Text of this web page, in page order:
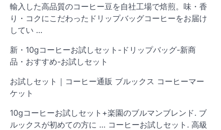
輸入した高品質のコーヒー豆を自社工場で焙煎。味・香
り・コクにこだわったドリップバッグコーヒーをお届け
してい …
新・10gコーヒーお試しセット-ドリップバッグ-新商
品・おすすめ-お試しセット
お試しセット｜コーヒー通販 ブルックス コーヒーマー
ケット
10gコーヒーお試しセット+楽園のブルマンブレンド. ブ
ルックスが初めての方に … コーヒーお試しセット. 高級